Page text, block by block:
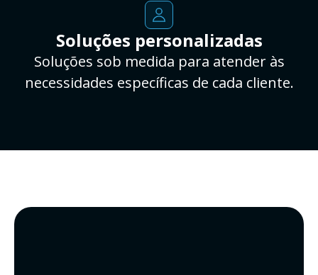
Soluções personalizadas
Soluções sob medida para atender às
necessidades específicas de cada cliente.